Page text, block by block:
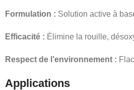
Formulation : Solution active à
Efficacité : Élimine la rouille,
Respect de l’environnement :
Applications